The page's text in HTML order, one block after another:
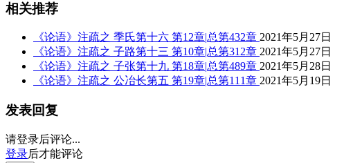
相关推荐
《论语》注疏之 季氏第十六 第12章|总第432章 2021年5月27日
《论语》注疏之 子路第十三 第10章|总第312章 2021年5月27日
《论语》注疏之 子张第十九 第18章|总第489章 2021年5月28日
《论语》注疏之 公冶长第五 第19章|总第111章 2021年5月19日
发表回复
请登录后评论...
登录后才能评论